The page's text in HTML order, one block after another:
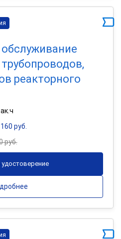
реакторного
руб.
руб.